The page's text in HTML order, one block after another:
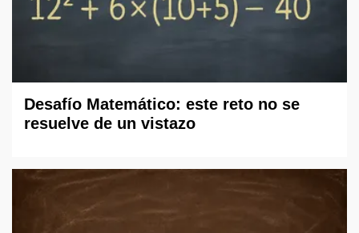
Desafío Matemático: este reto no se
resuelve de un vistazo